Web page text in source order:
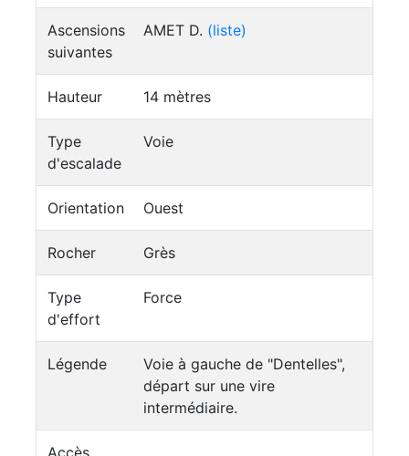
Ascensions
suivantes
AMET D. (liste)
Hauteur 14 mètres
Type
d'escalade
Voie
Orientation Ouest
Rocher Grès
Type
d'effort
Force
Légende
Voie à gauche de "Dentelles",
départ sur une vire
intermédiaire.
Accès